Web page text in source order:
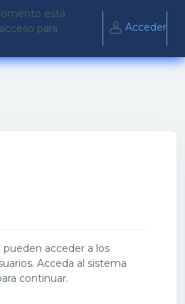
está
para
Acceder
pueden acceder a los
Acceda al sistema
continuar.